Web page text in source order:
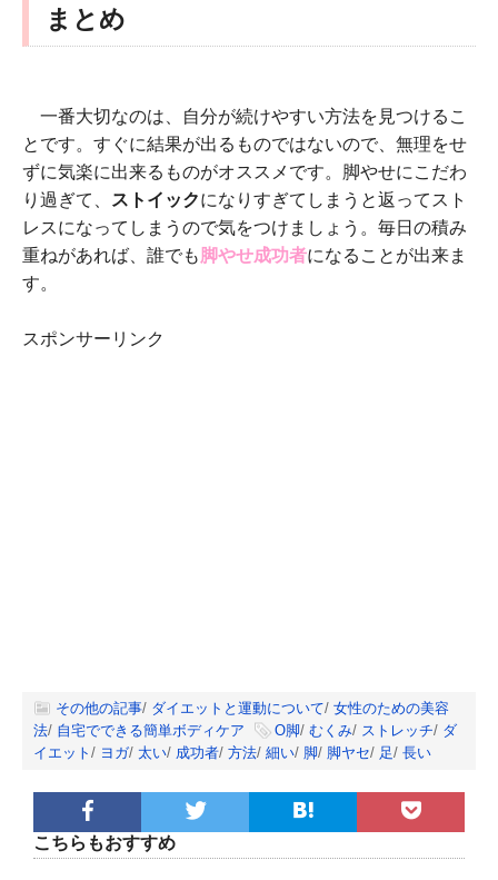
まとめ
一番大切なのは、自分が続けやすい方法を見つけるこ
とです。すぐに結果が出るものではないので、無理をせ
ずに気楽に出来るものがオススメです。脚やせにこだわ
り過ぎて、
ストイックになりすぎてしまうと返ってスト
レスになってしまうので気をつけましょう。毎日の積み
重ねがあれば、誰でも 脚やせ成功者になることが出来ま
す。
スポンサーリンク
その他の記事/ ダイエットと運動について/ 女性のための美容
法/ 自宅でできる簡単ボディケア O脚/ むくみ/ ストレッチ/ ダ
イエット / ヨガ/ 太い/ 成功者/ 方法/ 細い/ 脚/ 脚ヤセ/ 足/ 長い
こちらもおすすめ